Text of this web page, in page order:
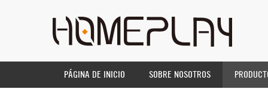
PÁGINA DE INICIO SOBRE NOSOTROS